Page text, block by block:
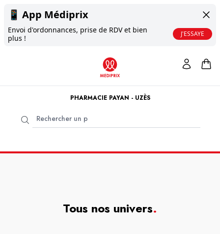
📱 App Médiprix
Envoi d'ordonnances, prise de RDV et bien
plus !
J'ESSAYE
PHARMACIE PAYAN - UZÈS
Tous nos univers.